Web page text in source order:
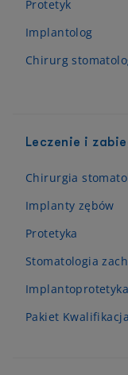
Protetyk
Implantolog
Chirurg
Leczenie i
Chirurgia
Implanty zębów
Protetyka
Stomatologia
Implantoprotetyka
Pakiet